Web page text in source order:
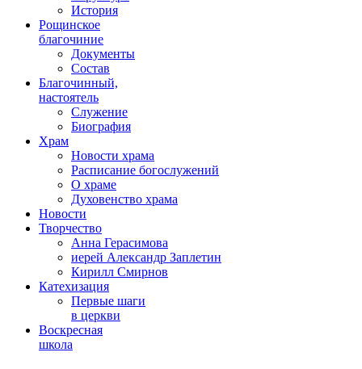
История
Рощинское
благочиние
Документы
Состав
Благочинный,
настоятель
Служение
Биография
Храм
Новости храма
Расписание богослужений
О храме
Духовенство храма
Новости
Творчество
Анна Герасимова
иерей Александр Заплетин
Кирилл Смирнов
Катехизация
Первые шаги
в церкви
Воскресная
школа